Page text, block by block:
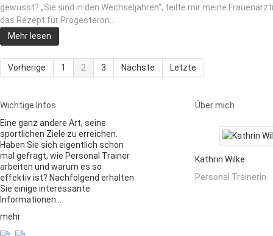
gewusst? „Sie sind in den Wechseljahren“, teilte mir meine
das Rezept für Progesteron…
Mehr lesen
Vorherige 1 2 3 Nächste Letzte
Wichtige Infos
Eine ganz andere Art, seine
sportlichen Ziele zu erreichen.
Haben Sie sich eigentlich schon
mal gefragt, wie Personal Trainer
arbeiten und warum es so
effektiv ist? Nachfolgend erhalten
Sie einige interessante
Informationen…
mehr
Über mich
Kathrin Wilke
Personal Trainerin